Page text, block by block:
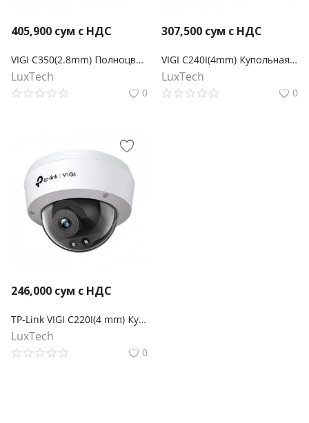
405,900 сум с НДС
VIGI C350(2.8mm) Полноцветная цилиндрическая сетевая камера VIGI 5MP
LuxTech
0
307,500 сум с НДС
VIGI C240I(4mm) Купольная IP-камера 4МП с ИК-подсветкой
LuxTech
0
246,000 сум с НДС
TP-Link VIGI C220I(4 mm) Купольная камера 2 Мп с ИК‑подсветкой
LuxTech
0